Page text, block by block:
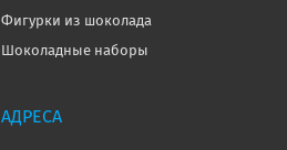
Фигурки из шоколада
Шоколадные наборы